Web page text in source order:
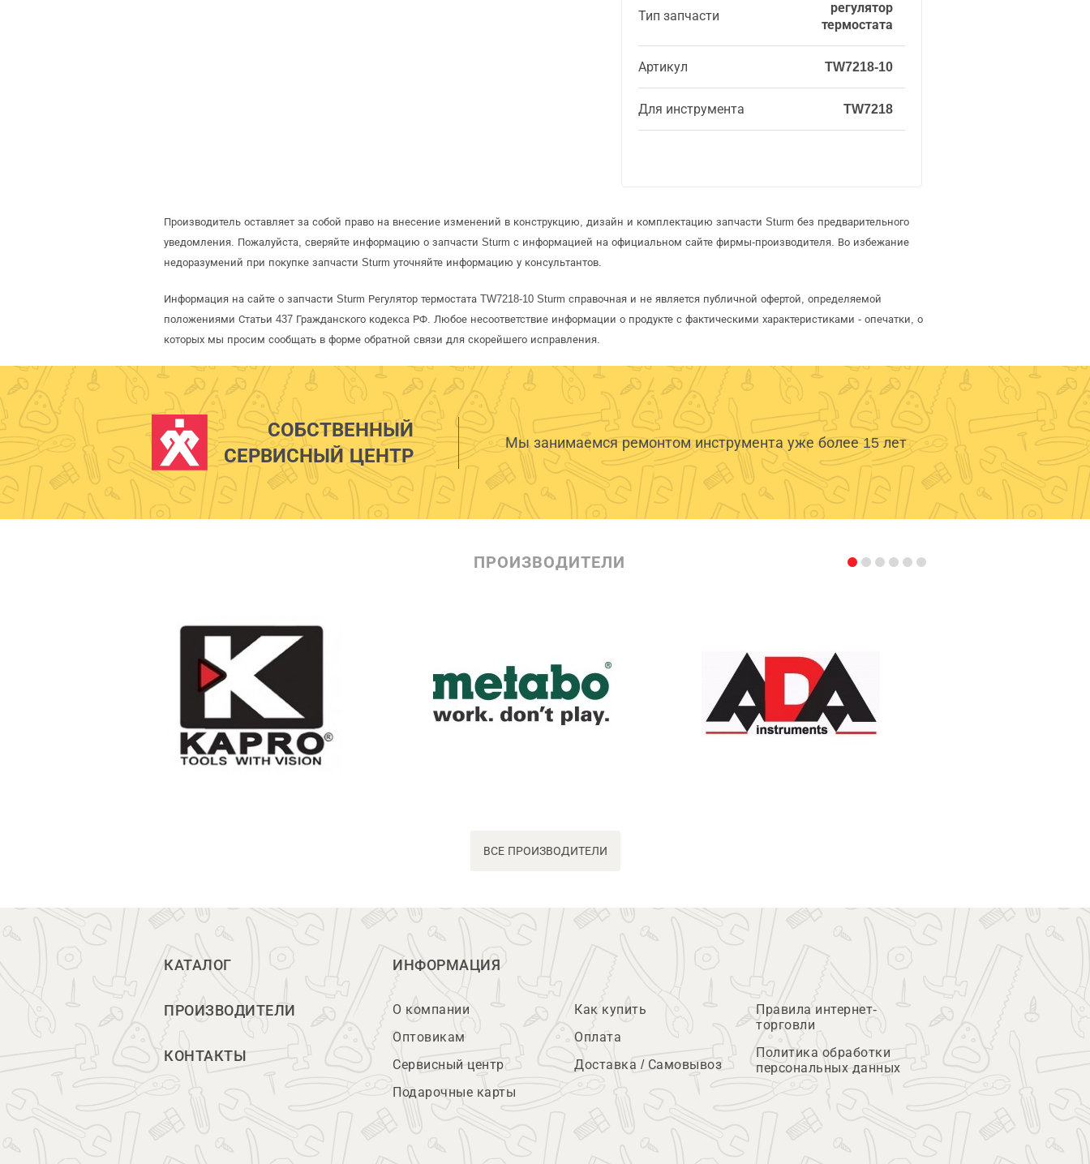
Тип запчасти
регулятор
термостата
Артикул TW7218-10
Для инструмента TW7218
Производитель оставляет за собой право на внесение изменений в конструкцию, дизайн и комплектацию запчасти Sturm без предварительного
уведомления. Пожалуйста, сверяйте информацию о запчасти Sturm с информацией на официальном сайте фирмы-производителя. Во избежание
недоразумений при покупке запчасти Sturm уточняйте информацию у консультантов.
Информация на сайте о запчасти Sturm Регулятор термостата TW7218-10 Sturm справочная и не является публичной офертой, определяемой
положениями Статьи 437 Гражданского кодекса РФ. Любое несоответствие информации о продукте с фактическими характеристиками - опечатки, о
которых мы просим сообщать в форме обратной связи для скорейшего исправления.
СОБСТВЕННЫЙ
СЕРВИСНЫЙ ЦЕНТР
Мы занимаемся ремонтом инструмента уже более 15 лет
ПРОИЗВОДИТЕЛИ
ВСЕ ПРОИЗВОДИТЕЛИ
КАТАЛОГ
ПРОИЗВОДИТЕЛИ
КОНТАКТЫ
ИНФОРМАЦИЯ
О компании
Оптовикам
Сервисный центр
Подарочные карты
Как купить
Оплата
Доставка / Самовывоз
Правила интернет-
торговли
Политика обработки
персональных данных